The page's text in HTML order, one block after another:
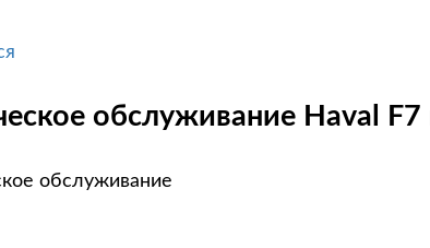
обслуживание Haval F7
обслуживание